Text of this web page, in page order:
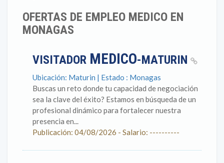
OFERTAS DE EMPLEO MEDICO EN
MONAGAS
VISITADOR MEDICO-MATURIN
Ubicación: Maturin | Estado : Monagas
Buscas un reto donde tu capacidad de negociación
sea la clave del éxito? Estamos en búsqueda de un
profesional dinámico para fortalecer nuestra
presencia en...
Publicación: 04/08/2026 - Salario: ----------